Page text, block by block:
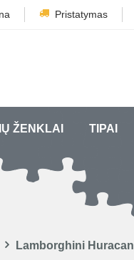
Pristatymas
ŽENKLAI TIPAI
Lamborghini Huracan